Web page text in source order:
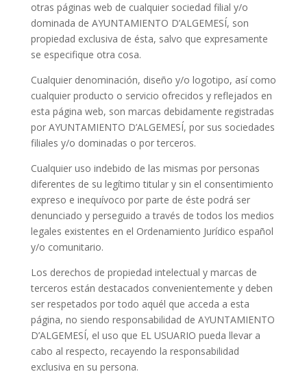
otras páginas web de cualquier sociedad filial y/o
dominada de AYUNTAMIENTO D’ALGEMESÍ, son
propiedad exclusiva de ésta, salvo que expresamente
se especifique otra cosa.
Cualquier denominación, diseño y/o logotipo, así como
cualquier producto o servicio ofrecidos y reflejados en
esta página web, son marcas debidamente registradas
por AYUNTAMIENTO D’ALGEMESÍ, por sus sociedades
filiales y/o dominadas o por terceros.
Cualquier uso indebido de las mismas por personas
diferentes de su legítimo titular y sin el consentimiento
expreso e inequívoco por parte de éste podrá ser
denunciado y perseguido a través de todos los medios
legales existentes en el Ordenamiento Jurídico español
y/o comunitario.
Los derechos de propiedad intelectual y marcas de
terceros están destacados convenientemente y deben
ser respetados por todo aquél que acceda a esta
página, no siendo responsabilidad de AYUNTAMIENTO
D’ALGEMESÍ, el uso que EL USUARIO pueda llevar a
cabo al respecto, recayendo la responsabilidad
exclusiva en su persona.